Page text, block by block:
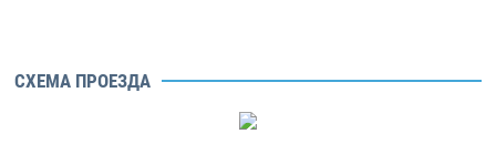
СХЕМА ПРОЕЗДА